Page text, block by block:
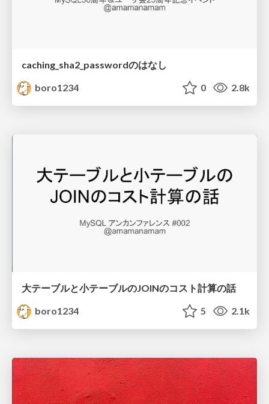
caching_sha2_passwordのはなし
boro1234
0 2.8k
大テーブルと小テーブルのJOINのコスト計算の話
boro1234
5 2.1k